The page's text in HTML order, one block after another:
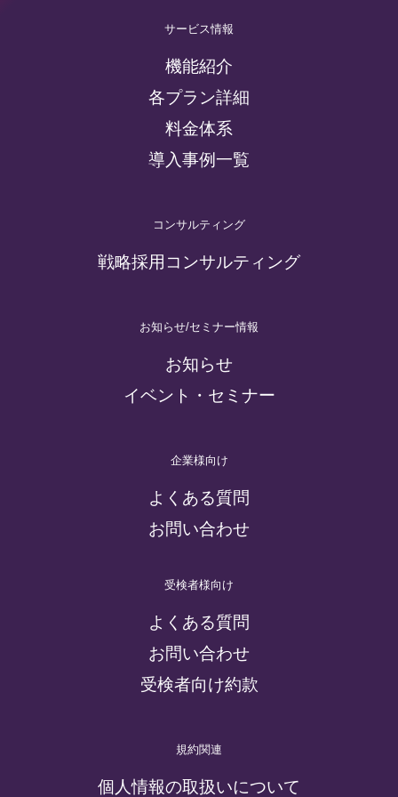
サービス情報
機能紹介
各プラン詳細
料金体系
導入事例一覧
コンサルティング
戦略採用コンサルティング
お知らせ/セミナー情報
お知らせ
イベント・セミナー
企業様向け
よくある質問
お問い合わせ
受検者様向け
よくある質問
お問い合わせ
受検者向け約款
規約関連
個人情報の取扱いについて